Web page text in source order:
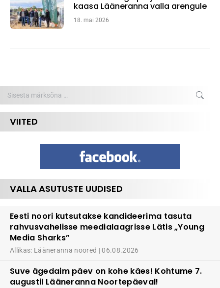
kaasa Lääneranna valla arengule
18. mai 2026
VIITED
VALLA ASUTUSTE UUDISED
Eesti noori kutsutakse kandideerima tasuta
rahvusvahelisse meedialaagrisse Lätis „Young
Media Sharks”
Allikas: Lääneranna noored 06.08.2026
Suve ägedaim päev on kohe käes! Kohtume 7.
augustil Lääneranna Noortepäeval!